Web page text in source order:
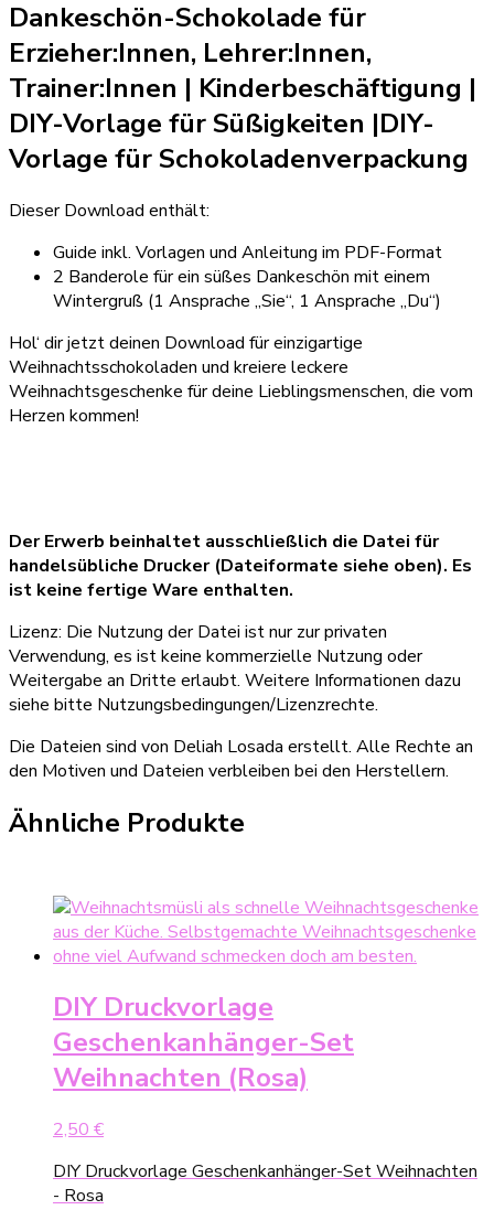
Dankeschön-Schokolade für
Erzieher:Innen, Lehrer:Innen,
Trainer:Innen | Kinderbeschäftigung |
DIY-Vorlage für Süßigkeiten |DIY-
Vorlage für Schokoladenverpackung
Dieser Download enthält:
Guide inkl. Vorlagen und Anleitung im PDF-Format
2 Banderole für ein süßes Dankeschön mit einem
Wintergruß (1 Ansprache „Sie“, 1 Ansprache „Du“)
Hol‘ dir jetzt deinen Download für einzigartige
Weihnachtsschokoladen und kreiere leckere
Weihnachtsgeschenke für deine Lieblingsmenschen, die vom
Herzen kommen!
Der Erwerb beinhaltet ausschließlich die Datei für
handelsübliche Drucker (Dateiformate siehe oben). Es
ist keine fertige Ware enthalten.
Lizenz: Die Nutzung der Datei ist nur zur privaten
Verwendung, es ist keine kommerzielle Nutzung oder
Weitergabe an Dritte erlaubt. Weitere Informationen dazu
siehe bitte Nutzungsbedingungen/Lizenzrechte.
Die Dateien sind von Deliah Losada erstellt. Alle Rechte an
den Motiven und Dateien verbleiben bei den Herstellern.
Ähnliche Produkte
DIY Druckvorlage
Geschenkanhänger-Set
Weihnachten (Rosa)
2,50 €
DIY Druckvorlage Geschenkanhänger-Set Weihnachten
- Rosa